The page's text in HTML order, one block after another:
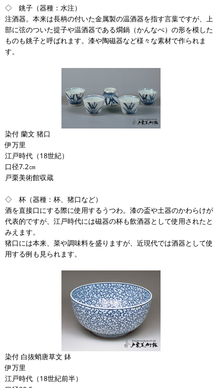
◇ 銚子（器種：水注）
注酒器。本来は長柄の付いた金属製の温酒器を指す言葉ですが、上
部に弦のついた提子や温酒器である燗鍋（かんなべ）の形を模した
ものも銚子と呼ばれます。漆や陶磁器など様々な素材で作られま
す。
染付 蘭文 猪口
伊万里
江戸時代（18世紀）
口径7.2㎝
戸栗美術館収蔵
◇ 杯（器種：杯、猪口など）
酒を直接口にする際に使用するうつわ。漆の盃や土器のかわらけが
代表的ですが、江戸時代には磁器の杯も飲酒器として使用されたと
みえます。
猪口には本来、菜や調味料を盛りますが、近現代では酒器として使
用する例も見られます。
染付 白抜蛸唐草文 鉢
伊万里
江戸時代（18世紀前半）